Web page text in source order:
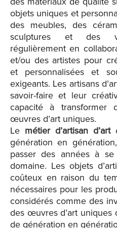
objets uniques et
des meubles, des
sculptures et des
régulièrement en
et/ou des artistes pour
et personnalisées et
exigeants. Les artisans
savoir-faire et leur
capacité à transformer
œuvres d’art uniques.
Le métier d’artisan d’art
génération en
passer des années à
domaine. Les objets
coûteux en raison du
nécessaires pour les
considérés comme des
des œuvres d’art uniques
de génération en